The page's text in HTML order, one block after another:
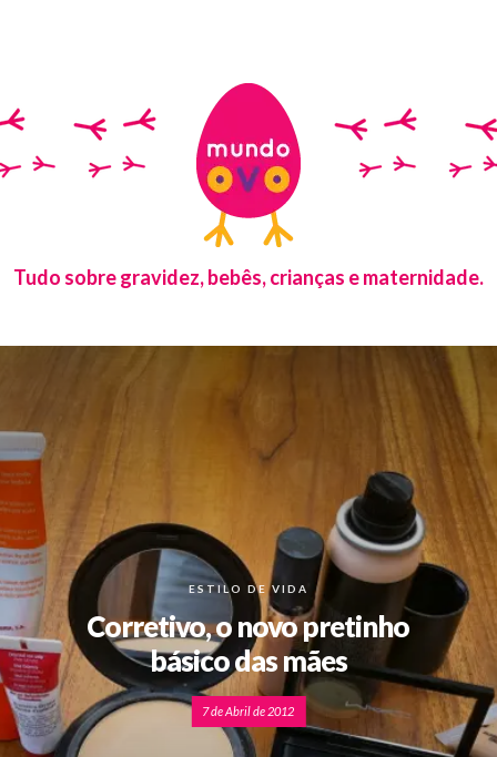
Tudo sobre gravidez, bebês, crianças e maternidade.
ESTILO DE VIDA
Corretivo, o novo pretinho
básico das mães
7 de Abril de 2012